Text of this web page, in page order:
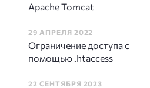
Apache Tomcat
29 АПРЕЛЯ 2022
Ограничение доступа с
помощью .htaccess
22 СЕНТЯБРЯ 2023